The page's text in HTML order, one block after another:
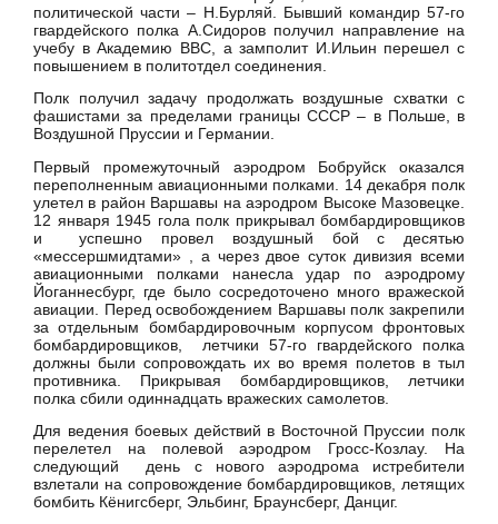
политической части – Н.Бурляй. Бывший командир 57-го
гвардейского полка А.Сидоров получил направление на
учебу в Академию ВВС, а замполит И.Ильин перешел с
повышением в политотдел соединения.
Полк получил задачу продолжать воздушные схватки с
фашистами за пределами границы СССР – в Польше, в
Воздушной Пруссии и Германии.
Первый промежуточный аэродром Бобруйск оказался
переполненным авиационными полками. 14 декабря полк
улетел в район Варшавы на аэродром Высоке Мазовецке.
12 января 1945 гола полк прикрывал бомбардировщиков
и успешно провел воздушный бой с десятью
«мессершмидтами» , а через двое суток дивизия всеми
авиационными полками нанесла удар по аэродрому
Йоганнесбург, где было сосредоточено много вражеской
авиации. Перед освобождением Варшавы полк закрепили
за отдельным бомбардировочным корпусом фронтовых
бомбардировщиков, летчики 57-го гвардейского полка
должны были сопровождать их во время полетов в тыл
противника. Прикрывая бомбардировщиков, летчики
полка сбили одиннадцать вражеских самолетов.
Для ведения боевых действий в Восточной Пруссии полк
перелетел на полевой аэродром Гросс-Козлау. На
следующий день с нового аэродрома истребители
взлетали на сопровождение бомбардировщиков, летящих
бомбить Кёнигсберг, Эльбинг, Браунсберг, Данциг.